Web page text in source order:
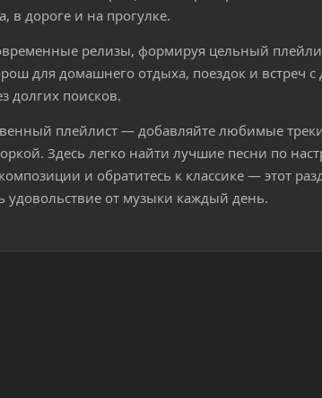
в дороге и на прогулке.
релизы, формируя цельный
для домашнего отдыха, поездок и встреч
долгих поисков.
плейлист — добавляйте любимые
Здесь легко найти лучшие песни по
и обратитесь к классике — этот
удовольствие от музыки каждый день.